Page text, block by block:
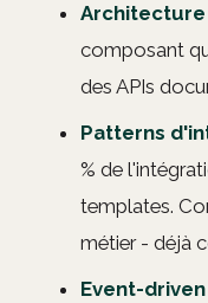
Architecture
composant
des APIs
Patterns
% de
templates.
métier - déjà
Event-